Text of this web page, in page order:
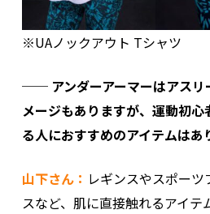
※UAノックアウト Tシャツ
── アンダーアーマーはアスリ
メージもありますが、運動初
る人におすすめのアイテムはあ
山下さん： レギンスやスポー
スなど、肌に直接触れるアイテ